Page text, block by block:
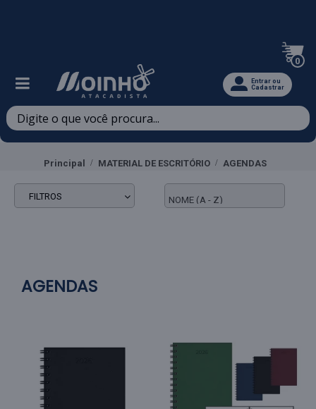
0
Entrar ou
Cadastrar
Principal MATERIAL DE ESCRITÓRIO AGENDAS
FILTROS
AGENDAS